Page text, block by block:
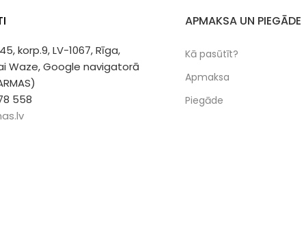
korp.9, LV-1067, Rīga,
Waze, Google navigatorā
558
APMAKSA UN PIEGĀDE
Kā pasūtīt?
Apmaksa
Piegāde